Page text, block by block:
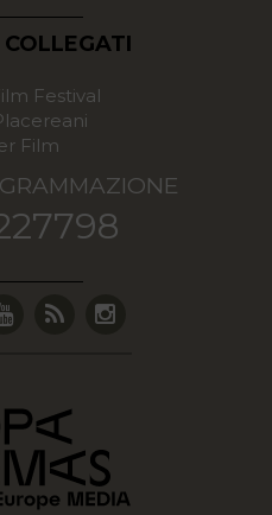
Festival
Film